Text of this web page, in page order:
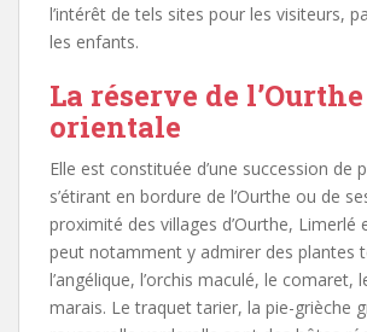
l’intérêt de tels sites pour les visiteurs,
les enfants.
La réserve de l’Ourthe
orientale
Elle est constituée d’une succession de
s’étirant en bordure de l’Ourthe ou de
proximité des villages d’Ourthe, Limerlé
peut notamment y admirer des plantes
l’angélique, l’orchis maculé, le comaret,
marais. Le traquet tarier, la pie-grièche